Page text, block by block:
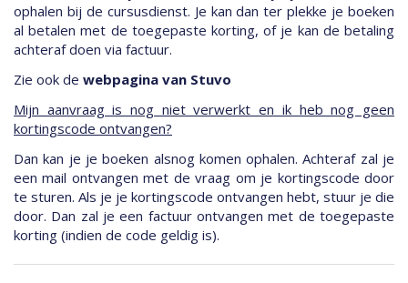
ophalen bij de cursusdienst. Je kan dan ter plekke je boeken
al betalen met de toegepaste korting, of je kan de betaling
achteraf doen via factuur.
Zie ook de webpagina van Stuvo
Mijn aanvraag is nog niet verwerkt en ik heb nog geen
kortingscode ontvangen?
Dan kan je je boeken alsnog komen ophalen. Achteraf zal je
een mail ontvangen met de vraag om je kortingscode door
te sturen. Als je je kortingscode ontvangen hebt, stuur je die
door. Dan zal je een factuur ontvangen met de toegepaste
korting (indien de code geldig is).